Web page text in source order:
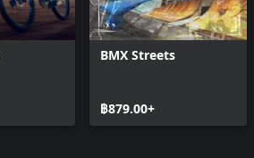
BMX Streets
฿879.00+